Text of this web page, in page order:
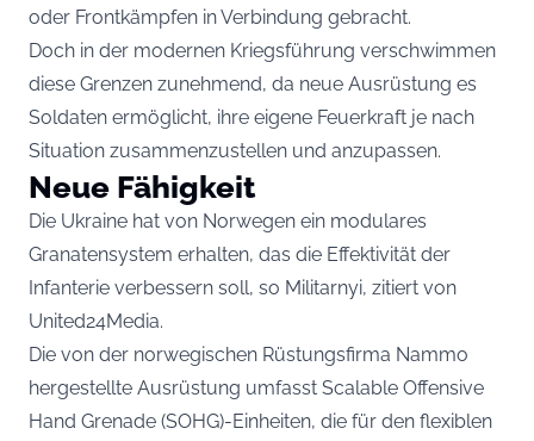
oder Frontkämpfen in Verbindung gebracht.
Doch in der modernen Kriegsführung verschwimmen
diese Grenzen zunehmend, da neue Ausrüstung es
Soldaten ermöglicht, ihre eigene Feuerkraft je nach
Situation zusammenzustellen und anzupassen.
Neue Fähigkeit
Die Ukraine hat von Norwegen ein modulares
Granatensystem erhalten, das die Effektivität der
Infanterie verbessern soll, so Militarnyi, zitiert von
United24Media.
Die von der norwegischen Rüstungsfirma Nammo
hergestellte Ausrüstung umfasst Scalable Offensive
Hand Grenade (SOHG)-Einheiten, die für den flexiblen